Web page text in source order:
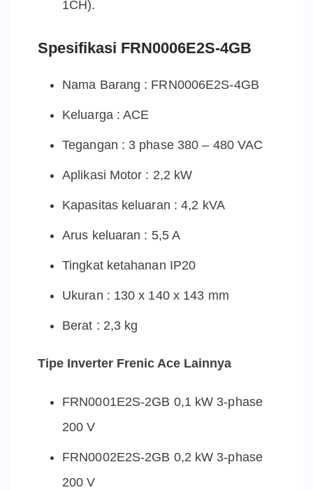
1CH).
Spesifikasi FRN0006E2S-4GB
Nama Barang : FRN0006E2S-4GB
Keluarga : ACE
Tegangan : 3 phase 380 – 480 VAC
Aplikasi Motor : 2,2 kW
Kapasitas keluaran : 4,2 kVA
Arus keluaran : 5,5 A
Tingkat ketahanan IP20
Ukuran : 130 x 140 x 143 mm
Berat : 2,3 kg
Tipe Inverter Frenic Ace Lainnya
FRN0001E2S-2GB 0,1 kW 3-phase
200 V
FRN0002E2S-2GB 0,2 kW 3-phase
200 V